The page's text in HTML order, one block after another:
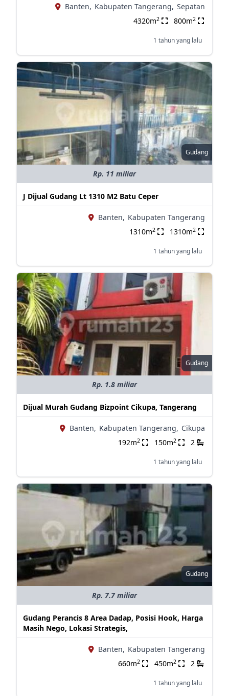
Banten, Kabupaten Tangerang, Sepatan
4320m2 800m2
1 tahun yang lalu
Gudang
Rp. 11 miliar
J Dijual Gudang Lt 1310 M2 Batu Ceper
Banten, Kabupaten Tangerang
1310m2 1310m2
1 tahun yang lalu
Gudang
Rp. 1.8 miliar
Dijual Murah Gudang Bizpoint Cikupa, Tangerang
Banten, Kabupaten Tangerang, Cikupa
192m2 150m2 2
1 tahun yang lalu
Gudang
Rp. 7.7 miliar
Gudang Perancis 8 Area Dadap, Posisi Hook, Harga
Masih Nego, Lokasi Strategis,
Banten, Kabupaten Tangerang
660m2 450m2 2
1 tahun yang lalu